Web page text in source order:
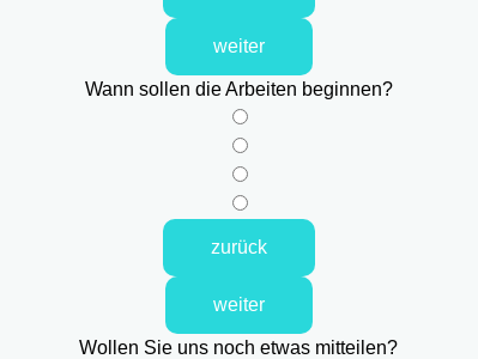
weiter
Wann sollen die Arbeiten beginnen?
zurück
weiter
Wollen Sie uns noch etwas mitteilen?